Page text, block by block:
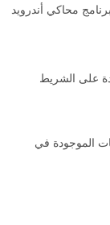
محاكي أندرويد
على الشريط
الموجودة في